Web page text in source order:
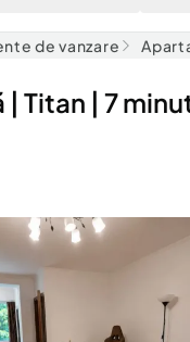
de vanzare
Titan | 7